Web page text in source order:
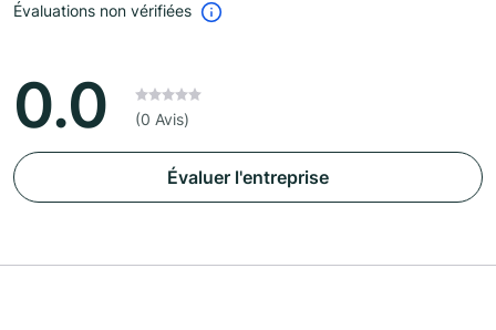
Évaluations non vérifiées
0.0 (0 Avis)
Évaluer l'entreprise